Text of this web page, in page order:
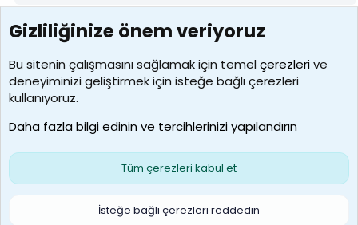
7388
Kullanıcılar
borabekirogluu
Son üye
Çerezler
S
Gizliliğinize önem veriyoruz
Bu sitenin çalışmasını sağlamak için temelçerezlerive
deneyiminizi geliştirmek için isteğe bağlı çerezleri
kullanıyoruz.
Daha fazla bilgi edinin ve tercihlerinizi yapılandırın
Tüm çerezleri kabul et
İsteğe bağlı çerezleri reddedin